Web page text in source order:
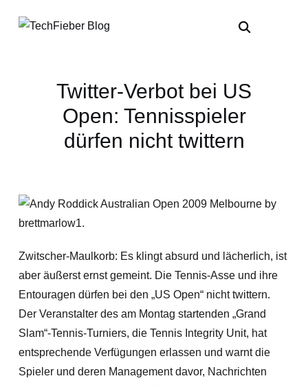
Twitter-Verbot bei US
Open: Tennisspieler
dürfen nicht twittern
Zwitscher-Maulkorb: Es klingt absurd und lächerlich, ist
aber äußerst ernst gemeint. Die Tennis-Asse und ihre
Entouragen dürfen bei den „US Open“ nicht twittern.
Der Veranstalter des am Montag startenden „Grand
Slam“-Tennis-Turniers, die Tennis Integrity Unit, hat
entsprechende Verfügungen erlassen und warnt die
Spieler und deren Management davor, Nachrichten